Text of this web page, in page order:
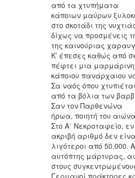
από τα χτυπήματα
κάποιων μαύρων
στο σκοτάδι της
δίχως να προσμένεις
της καινούριας
Κ’ έπεσες καθώς από
πέφτει μια
κάποιου πανάρχαιου
Σα ναός όπου χτυπιέται
από τα βόλια των
Σαν τον Παρθενώνα
ήρωα, ποιητή του αιώνα
Στο Α΄ Νεκροταφείο,
ακριβή αριθμό δεν
λιγότεροι από 50.000.
αυτόπτης μάρτυρας,
στους